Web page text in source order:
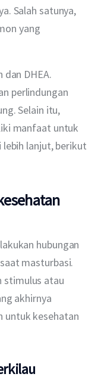
Salah satunya,
yang
DHEA.
perlindungan
Selain itu,
manfaat untuk
lanjut, berikut
hubungan
masturbasi.
stimulus atau
akhirnya
untuk kesehatan